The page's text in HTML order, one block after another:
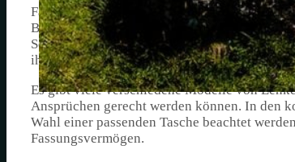
Fahrrad-Lenkertaschen bieten nicht nur
Bewegung ist. Dadurch eignen sie sich
Schlüssel oder das Smartphone. Gerade bei
ihre Funktionalität und bequeme
Es gibt viele verschiedene Modelle von
Ansprüchen gerecht werden können. In den
Wahl einer passenden Tasche beachtet
Fassungsvermögen.